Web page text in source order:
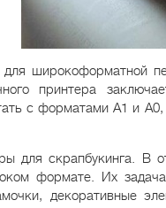
широкоформатной
принтера
с форматами А1 и
для скрапбукинга. В
формате. Их
декоративные